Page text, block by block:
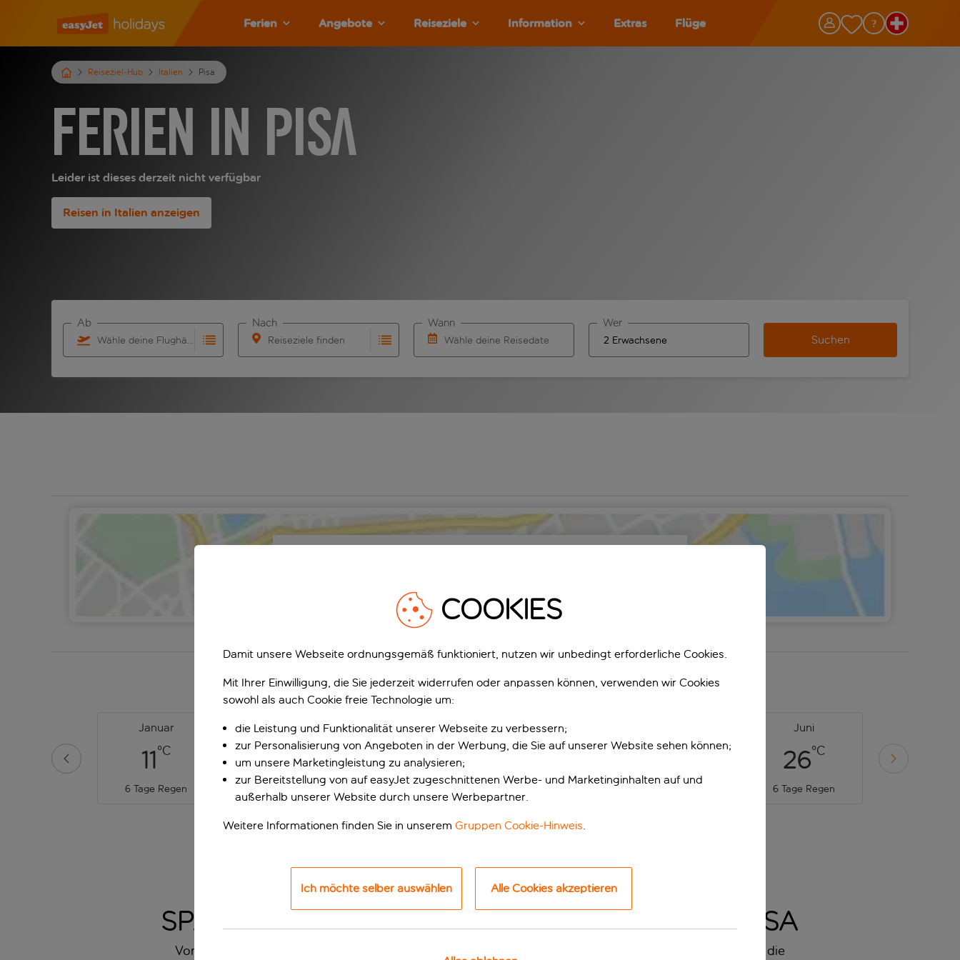
Ferien Angebote Reiseziele Information Extras Flüge
Reiseziel-Hub Italien Pisa
Ferien in Pisa
Leider ist dieses derzeit nicht verfügbar
Reisen in Italien anzeigen
Wähle deine Flughäfen
Ab
Reiseziele finden
Nach
Wähle deine Reisedaten
Wann Wer
Suchen
Januar
11°C
6 Tage Regen
Februar
12°C
März
14°C
6 Tage Regen
April
18°C 21°C
Juni
26°C
6 Tage Regen
SPANNENDE TOUREN UND AKTIVITÄTEN IN PISA
Von vorrangigem Zugang zu Attraktionen bis hin zu Tagesausflügen zu historischen Stätten - hier sind die
COOKIES
Damit unsere Webseite ordnungsgemäß funktioniert, nutzen wir unbedingt erforderliche Cookies.
Mit Ihrer Einwilligung, die Sie jederzeit widerrufen oder anpassen können, verwenden wir Cookies
sowohl als auch Cookie freie Technologie um:
die Leistung und Funktionalität unserer Webseite zu verbessern;
zur Personalisierung von Angeboten in der Werbung, die Sie auf unserer Website sehen können;
um unsere Marketingleistung zu analysieren;
zur Bereitstellung von auf easyJet zugeschnittenen Werbe- und Marketinginhalten auf und
außerhalb unserer Website durch unsere Werbepartner.
Weitere Informationen finden Sie in unserem Gruppen Cookie-Hinweis.
Ich möchte selber auswählen Alle Cookies akzeptieren